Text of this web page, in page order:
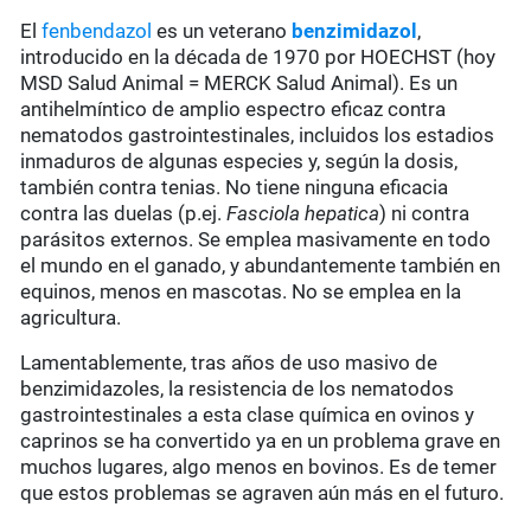
Elfenbendazol es un veterano benzimidazol ,
introducido en la década de 1970 por HOECHST (hoy
MSD Salud Animal = MERCK Salud Animal). Es un
antihelmíntico de amplio espectro eficaz contra
nematodos gastrointestinales, incluidos los estadios
inmaduros de algunas especies y, según la dosis,
también contra tenias. No tiene ninguna eficacia
contra las duelas (p.ej.Fasciola hepatica) ni contra
parásitos externos. Se emplea masivamente en todo
el mundo en el ganado, y abundantemente también en
equinos, menos en mascotas. No se emplea en la
agricultura.
Lamentablemente, tras años de uso masivo de
benzimidazoles, la resistencia de los nematodos
gastrointestinales a esta clase química en ovinos y
caprinos se ha convertido ya en un problema grave en
muchos lugares, algo menos en bovinos. Es de temer
que estos problemas se agraven aún más en el futuro.